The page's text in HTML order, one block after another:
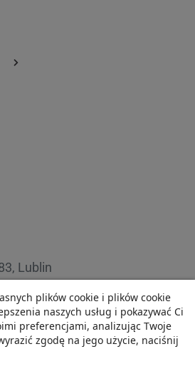
Lublin
plików cookie i plików cookie
naszych usług i pokazywać Ci
preferencjami, analizując Twoje
zgodę na jego użycie, naciśnij